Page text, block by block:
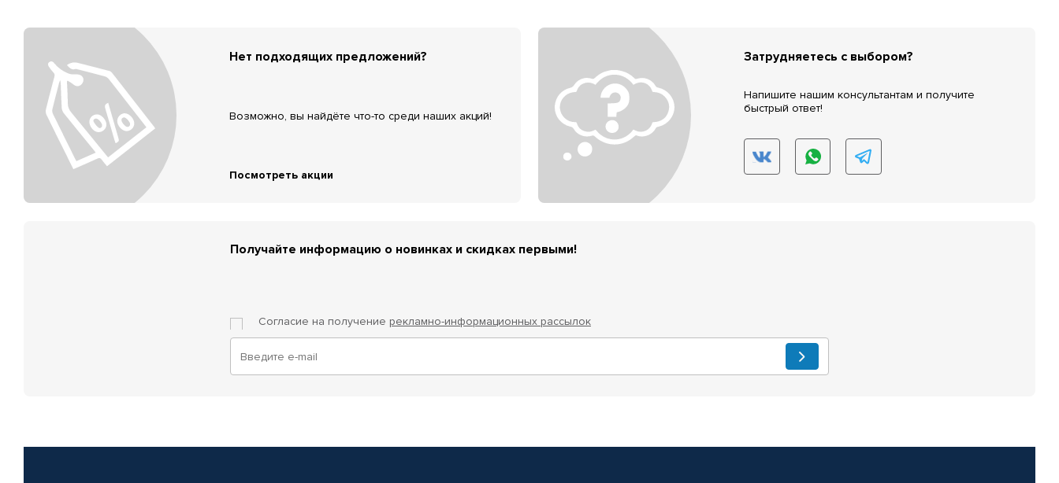
Нет подходящих предложений?
Возможно, вы найдёте что-то среди наших акций!
Посмотреть акции
Затрудняетесь с выбором?
Напишите нашим консультантам и получите
быстрый ответ!
Получайте информацию о новинках и скидках первыми!
Согласие на получение рекламно-информационных рассылок